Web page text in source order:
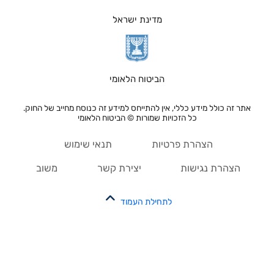
מדינת ישראל
הביטוח הלאומי
אתר זה כולל מידע כללי, אין להתייחס למידע זה כנוסח מחייב של החוק.
כל הזכויות שמורות © הביטוח הלאומי
הצהרת פרטיות תנאי שימוש
הצהרת נגישות יצירת קשר משוב
לתחילת העמוד